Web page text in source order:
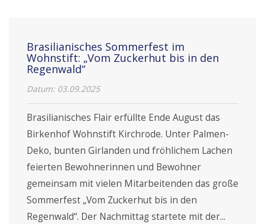
​Brasilianisches Sommerfest im
Wohnstift: „Vom Zuckerhut bis in den
Regenwald“
Datum: 03.09.2025
Brasilianisches Flair erfüllte Ende August das
Birkenhof Wohnstift Kirchrode. Unter Palmen-
Deko, bunten Girlanden und fröhlichem Lachen
feierten Bewohnerinnen und Bewohner
gemeinsam mit vielen Mitarbeitenden das große
Sommerfest „Vom Zuckerhut bis in den
Regenwald“. Der Nachmittag startete mit der...